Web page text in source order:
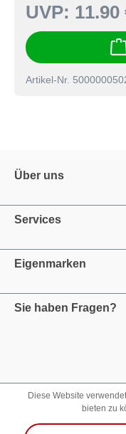
UVP: 11.90
Artikel-Nr.
Über uns
Services
Eigenmarken
Sie haben Fragen?
Diese Website
bieten zu